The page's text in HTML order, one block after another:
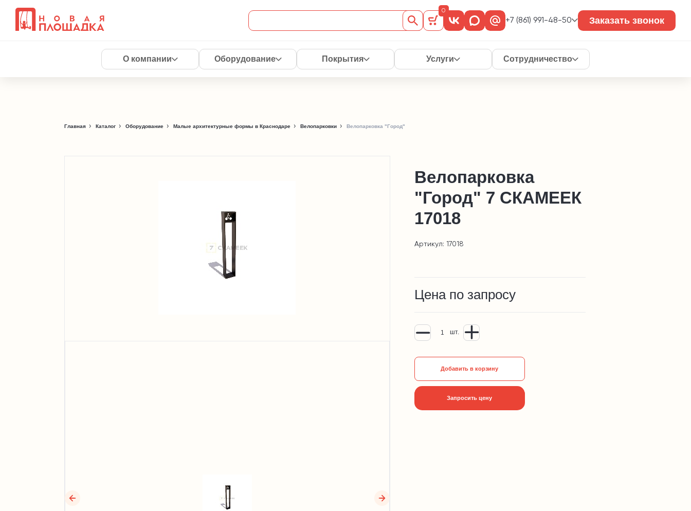
0
+7 (861) 991-48-50 Заказать звонок
О компании Оборудование Покрытия Услуги Сотрудничество
Главная Каталог Оборудование Малые архитектурные формы в Краснодаре Велопарковки Велопарковка "Город"
Велопарковка
"Город" 7 СКАМЕЕК
17018
Артикул: 17018
Цена по запросу
шт.
Добавить в корзину
Запросить цену